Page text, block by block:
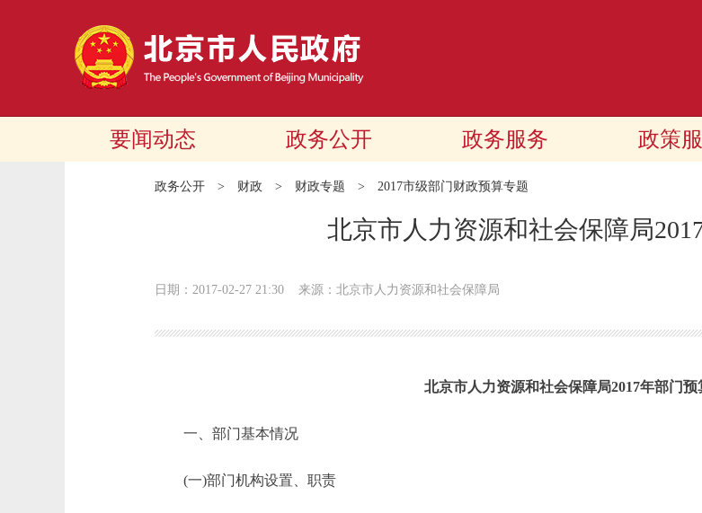
要闻动态 政务公开 政务服务 政策
政务公开 > 财政 > 财政专题 > 2017市级部门财政预算专题
北京市人力资源和社会保障局
日期：2017-02-27 21:30 来源：北京市人力资源和社会保障局
北京市人力资源和社会保障局2017年部门预
一、部门基本情况
(一)部门机构设置、职责